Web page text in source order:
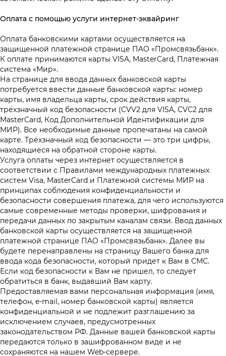
Оплата с помощью услуги интернет-эквайринг
Оплата банковскими картами осуществляется на
защищенной платежной странице ПAO «Промсвязьбанк».
К оплате принимаются карты VISA, MasterCard, Платежная
система «Мир».
На странице для ввода данных банковской карты
потребуется ввести данные банковской карты: номер
карты, имя владельца карты, срок действия карты,
трёхзначный код безопасности (CVV2 для VISA, CVC2 для
MasterCard, Код Дополнительной Идентификации для
МИР). Все необходимые данные пропечатаны на самой
карте. Трёхзначный код безопасности — это три цифры,
находящиеся на обратной стороне карты.
Услуга оплаты через интернет осуществляется в
соответствии с Правилами международных платежных
систем Visa, MasterCard и Платежной системы МИР на
принципах соблюдения конфиденциальности и
безопасности совершения платежа, для чего используются
самые современные методы проверки, шифрования и
передачи данных по закрытым каналам связи. Ввод данных
банковской карты осуществляется на защищенной
платежной странице ПAO «Промсвязьбанк». Далее вы
будете перенаправлены на страницу Вашего банка для
ввода кода безопасности, который придет к Вам в СМС.
Если код безопасности к Вам не пришел, то следует
обратиться в банк, выдавший Вам карту.
Предоставляемая вами персональная информация (имя,
телефон, e-mail, номер банковской карты) является
конфиденциальной и не подлежит разглашению за
исключением случаев, предусмотренных
законодательством РФ. Данные вашей банковской карты
передаются только в зашифрованном виде и не
сохраняются на нашем Web-сервере.